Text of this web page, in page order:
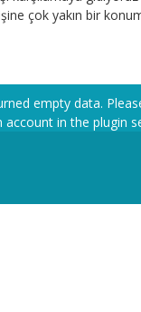
çok yakın bir
empty data.
account in the plugin